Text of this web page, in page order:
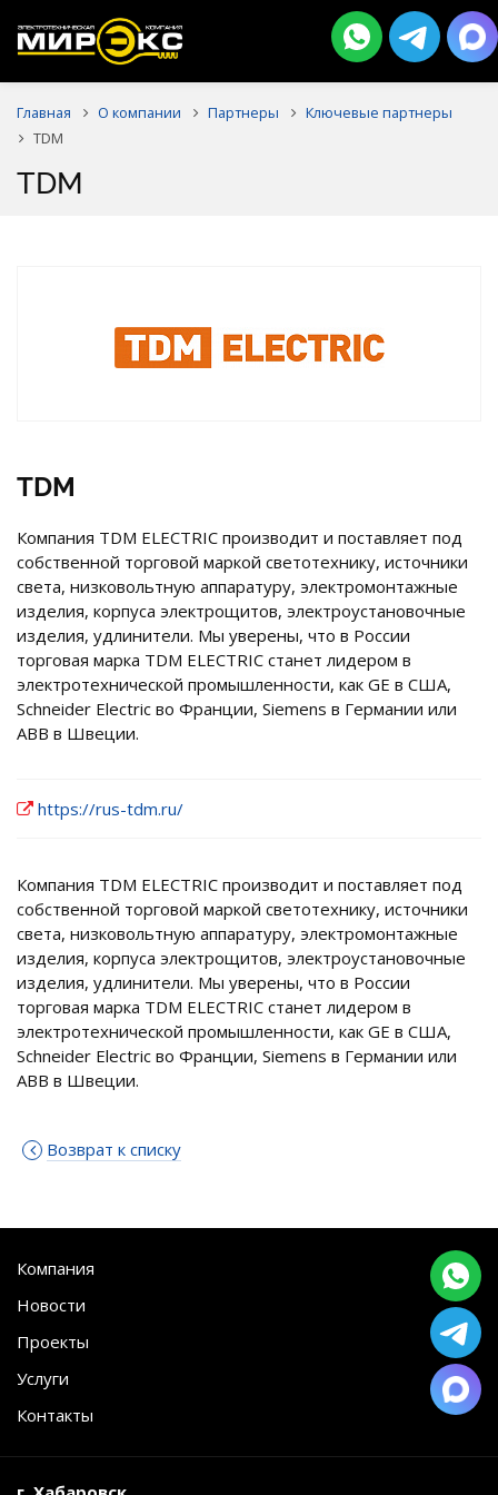
Главная О компании Партнеры
Ключевые партнеры
TDM
TDM
TDM
Компания TDM ЕLECTRIC производит и поставляет под
собственной торговой маркой светотехнику, источники
света, низковольтную аппаратуру, электромонтажные
изделия, корпуса электрощитов, электроустановочные
изделия, удлинители. Мы уверены, что в России
торговая марка TDM ЕLECTRIC станет лидером в
электротехнической промышленности, как GE в США,
Schneider Electric во Франции, Siemens в Германии или
АВВ в Швеции.
https://rus-tdm.ru/
Компания TDM ЕLECTRIC производит и поставляет под
собственной торговой маркой светотехнику, источники
света, низковольтную аппаратуру, электромонтажные
изделия, корпуса электрощитов, электроустановочные
изделия, удлинители. Мы уверены, что в России
торговая марка TDM ЕLECTRIC станет лидером в
электротехнической промышленности, как GE в США,
Schneider Electric во Франции, Siemens в Германии или
АВВ в Швеции.
Возврат к списку
Компания
Новости
Проекты
Услуги
Контакты